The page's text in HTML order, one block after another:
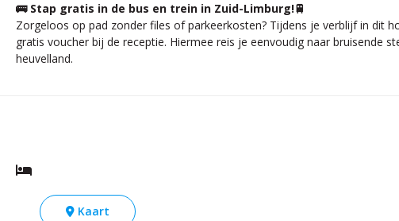
🚌 Stap gratis in de bus en trein in Zuid-Limburg!🚆
Zorgeloos op pad zonder files of parkeerkosten? Tijdens je verblijf in dit
gratis voucher bij de receptie. Hiermee reis je eenvoudig naar bruisende
heuvelland.
Kaart